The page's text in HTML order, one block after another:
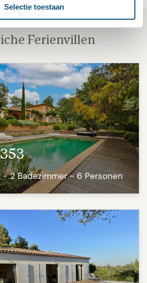
Selectie toestaan
Ferienvillen
- 2 Badezimmer - 6 Personen